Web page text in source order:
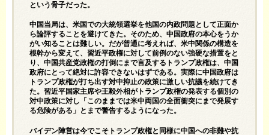
という骨子だった。
中国当局は、米国での大統領選挙を他国の内政問題として正面か
ら論評することを避けてきた。そのため、中国政府の本心をうか
がい知ることは難しい。だが普通に考えれば、米中関係の構造を
根幹から変えて、習近平政権に対して前例のない強硬な措置をと
り、中国共産党政権の打倒にまで言及するトランプ政権は、中国
政府にとって絶対に許容できないはずである。実際に中国政府は
トランプ政権が打ち出す対中抑止の政策に激しい抗議を続けてき
た。習近平国家主席や王毅外相がトランプ政権の発表する個別の
対中政策に対し「このままでは米中両国の全面衝突にまで発展す
る危険がある」とまで警告するようになった。
バイデン陣営は今でこそトランプ政権と同様に中国への非難や抗